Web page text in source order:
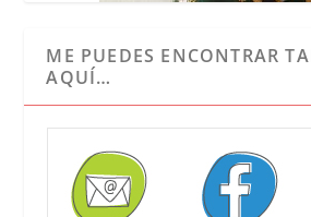
ME PUEDES ENCONTRAR
AQUÍ…